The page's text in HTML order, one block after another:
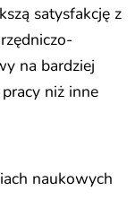
satysfakcję z
na bardziej
niż inne
naukowych